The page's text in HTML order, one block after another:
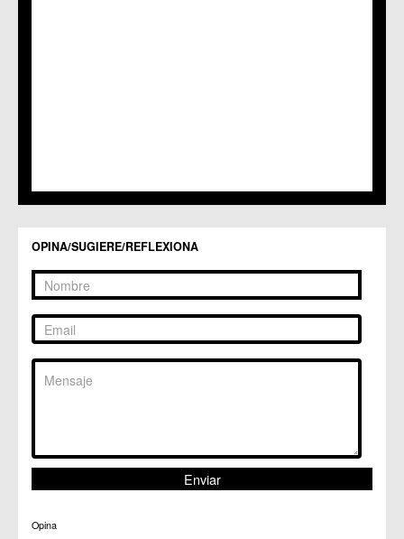
C.C. Zarandona
OPINA/SUGIERE/REFLEXIONA
Opina